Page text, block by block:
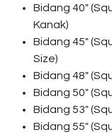
Bidang 40″
Kanak)
Bidang 45″
Size)
Bidang 48″
Bidang 50″
Bidang 53″
Bidang 55″